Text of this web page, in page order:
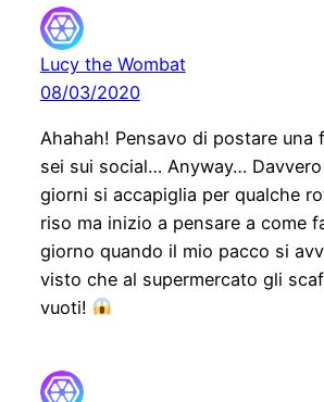
Lucy the Wombat
08/03/2020
Ahahah! Pensavo di postare una
sei sui social… Anyway…
giorni si accapiglia per qualche
riso ma inizio a pensare a come
giorno quando il mio pacco si
visto che al supermercato gli
vuoti!